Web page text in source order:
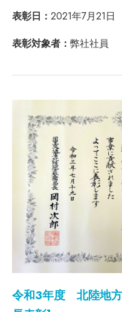
表彰日： 2021年7月21日
表彰対象者： 弊社社員
令和3年度 北陸地